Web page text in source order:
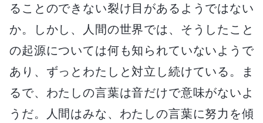
ることのできない裂け目があるようではない
か。しかし、人間の世界では、そうしたこと
の起源については何も知られていないようで
あり、ずっとわたしと対立し続けている。ま
るで、わたしの言葉は音だけで意味がないよ
うだ。人間はみな、わたしの言葉に努力を傾